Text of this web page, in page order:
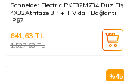
Schneider Electric PKE32M734 Düz Fiş
4X32Atrifaze 3P + T Vidalı Bağlantı
IP67
1.527,68TL
641,63 TL
%45